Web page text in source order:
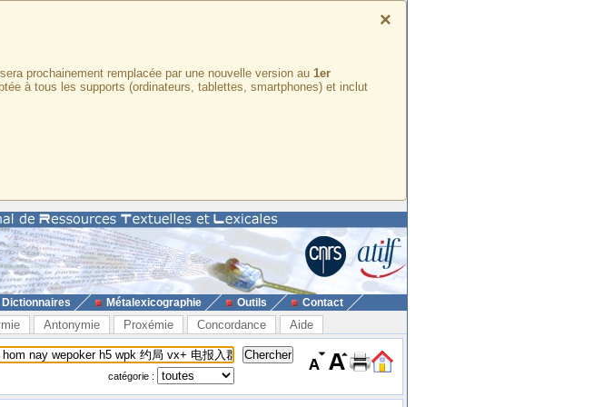
×
prochainement remplacée par une nouvelle version au 1er
à tous les supports (ordinateurs, tablettes, smartphones) et inclut
Dictionnaires Métalexicographie Outils Contact
Antonymie Proxémie Concordance Aide
catégorie :